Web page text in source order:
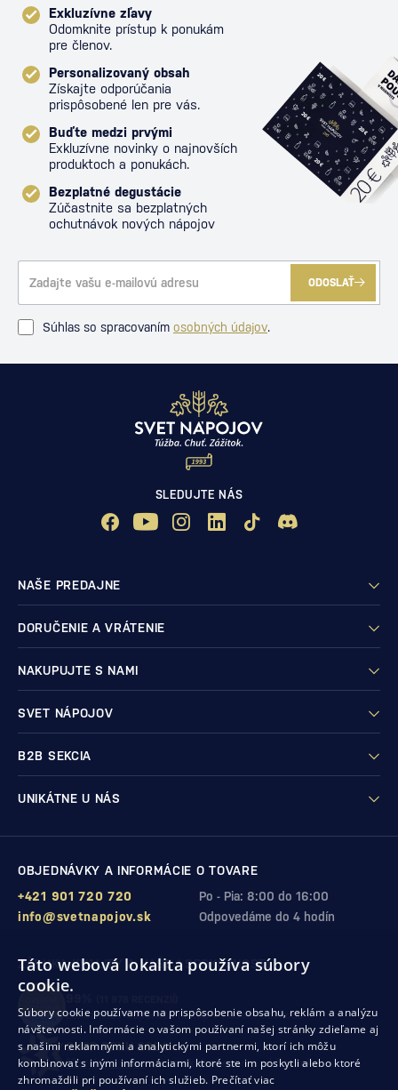
Exkluzívne zľavy
Odomknite prístup k ponukám
pre členov.
Personalizovaný obsah
Získajte odporúčania
prispôsobené len pre vás.
Buďte medzi prvými
Exkluzívne novinky o najnovších
produktoch a ponukách.
Bezplatné degustácie
Zúčastnite sa bezplatných
ochutnávok nových nápojov
ODOSLAŤ
Súhlas so spracovaním osobných údajov.
SLEDUJTE NÁS
NAŠE PREDAJNE
DORUČENIE A VRÁTENIE
NAKUPUJTE S NAMI
SVET NÁPOJOV
B2B SEKCIA
UNIKÁTNE U NÁS
OBJEDNÁVKY A INFORMÁCIE O TOVARE
Po - Pia: 8:00 do 16:00
+421 901 720 720
Odpovedáme do 4 hodín
info@svetnapojov.sk
ZÁRUKA KVALITY A VAŠEJ SPOKOJNOSTI
zákazníkov odporúča nákup v našom obchode
SHOP ROKU 2024
10. rok po sebesme získali ocenenie od Heureka
Táto webová lokalita používa súbory
cookie.
Súbory cookie používame na prispôsobenie obsahu, reklám a analýzu
návštevnosti. Informácie o vašom používaní našej stránky zdieľame aj
s našimi reklamnými a analytickými partnermi, ktorí ich môžu
kombinovať s inými informáciami, ktoré ste im poskytli alebo ktoré
zhromaždili pri používaní ich služieb. Prečítať viac